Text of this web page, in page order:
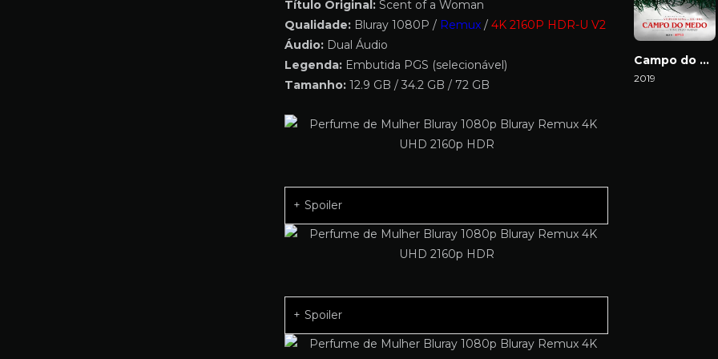
Título Original: Scent of a Woman
Qualidade: Bluray 1080P / Remux / 4K 2160P HDR-U V2
Áudio: Dual Áudio
Legenda: Embutida PGS (selecionável)
Tamanho: 12.9 GB / 34.2 GB / 72 GB
Spoiler
Spoiler
Campo do Medo
2019